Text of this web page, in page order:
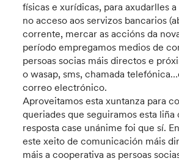
físicas e xurídicas, para axudarlles
no acceso aos servizos bancarios
corrente, mercar as accións da
período empregamos medios de
persoas socias máis directos e
o wasap, sms, chamada
correo electrónico.
Aproveitamos esta xuntanza para
queriades que seguiramos esta liña
resposta case unánime foi que sí.
este xeito de comunicación máis
máis a cooperativa as persoas